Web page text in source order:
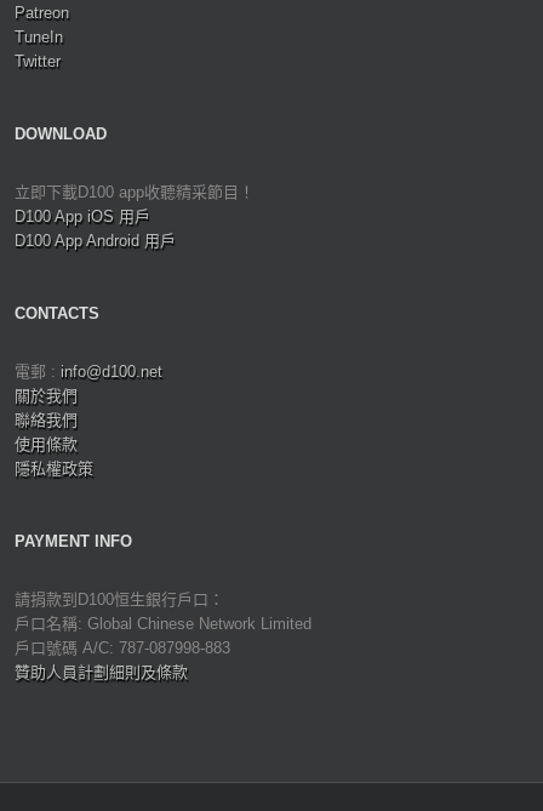
Patreon
TuneIn
Twitter
DOWNLOAD
立即下載D100 app收聽精采節目！
D100 App iOS 用戶
D100 App Android 用戶
CONTACTS
電郵 : info@d100.net
關於我們
聯絡我們
使用條款
隱私權政策
PAYMENT INFO
請捐款到D100恒生銀行戶口：
戶口名稱: Global Chinese Network Limited
戶口號碼 A/C: 787-087998-883
贊助人員計劃細則及條款